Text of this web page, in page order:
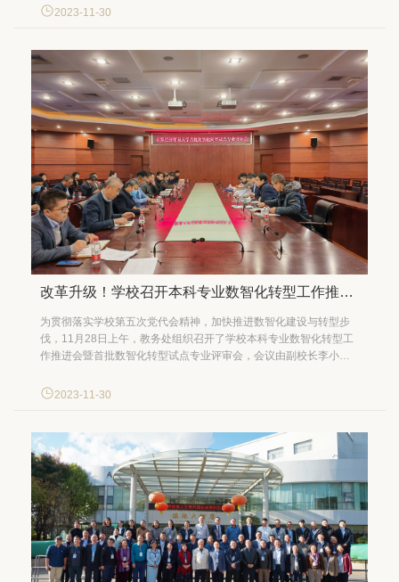
课程、教学名师和团队, 她耐心指导每位学生的课程学习和论文写作
2023-11-30
改革升级！学校召开本科专业数智化转型工作推进会暨首批数智化转型试点专业评审会
为贯彻落实学校第五次党代会精神，加快推进数智化建设与转型步
伐，11月28日上午，教务处组织召开了学校本科专业数智化转型工
作推进会暨首批数智化转型试点专业评审会，会议由副校长李小牧
业数智化转型工作已经取得的进展，他强调本科专业数智化转型对
2023-11-30